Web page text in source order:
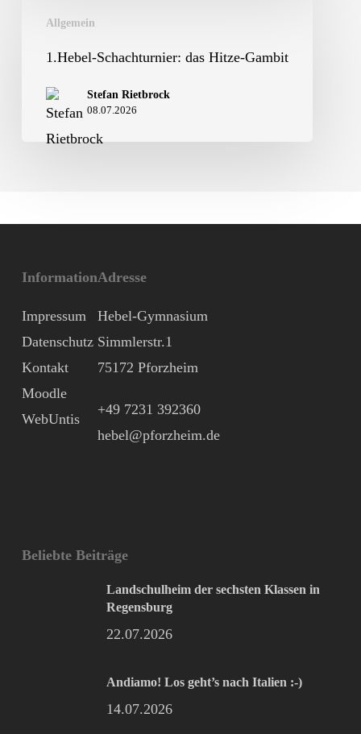
Allgemein
Schachturnier:
Gambit
1.Hebel-Schachturnier: das Hitze-Gambit
Stefan Rietbrock
08.07.2026
Information
Impressum
Datenschutz
Kontakt
Moodle
WebUntis
Adresse
Hebel-Gymnasium
Simmlerstr.1
75172 Pforzheim
+49 7231 392360
hebel@pforzheim.de
Beliebte Beiträge
Landschulheim der sechsten Klassen in
Regensburg
22.07.2026
Andiamo! Los geht’s nach Italien :-)
14.07.2026